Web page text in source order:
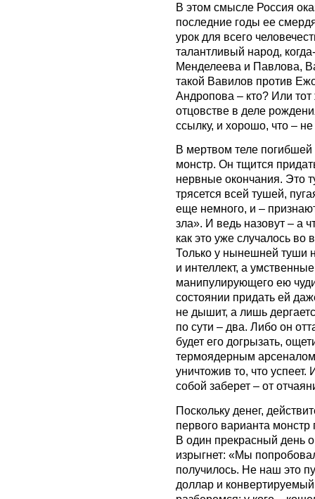
В этом смысле Россия
последние годы ее
урок для всего
талантливый народ,
Менделеева и Павлова,
такой Вавилов против
Андропова – кто? Или
отцовстве в деле
ссылку, и хорошо, что – не
В мертвом теле
монстр. Он тщится
нервные окончания. Это
трясется всей тушей,
еще немного, и –
зла». И ведь назовут – а
как это уже случалось во
Только у нынешней туши
и интеллект, а
манипулирующего ею
состоянии придать ей
не дышит, а лишь
по сути – два. Либо он
будет его догрызать,
термоядерным
уничтожив то, что успеет.
собой заберет – от
Поскольку денег,
первого варианта
В один прекрасный день
изрыгнет: «Мы
получилось. Не наш это
доллар и